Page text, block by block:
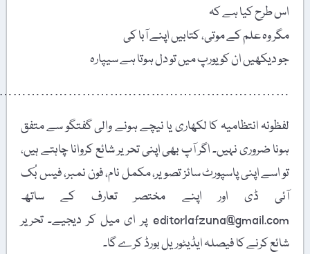
اس طرح کیا ہے کہ
مگر وہ علم کے موتی، کتابیں اپنے آبا کی
جو دیکھیں ان کو یورپ میں تو دل ہوتا ہے سیپارہ
………………………………………………………
لفظونہ انتظامیہ کا لکھاری یا نیچے ہونے والی گفتگو سے متفق
ہونا ضروری نہیں۔ اگر آپ بھی اپنی تحریر شائع کروانا چاہتے ہیں،
تو اسے اپنی پاسپورٹ سائز تصویر، مکمل نام، فون نمبر، فیس بُک
آئی ڈی اور اپنے مختصر تعارف کے ساتھ
editorlafzuna@gmail.com پر ای میل کر دیجیے۔ تحریر
شائع کرنے کا فیصلہ ایڈیٹوریل بورڈ کرے گا۔